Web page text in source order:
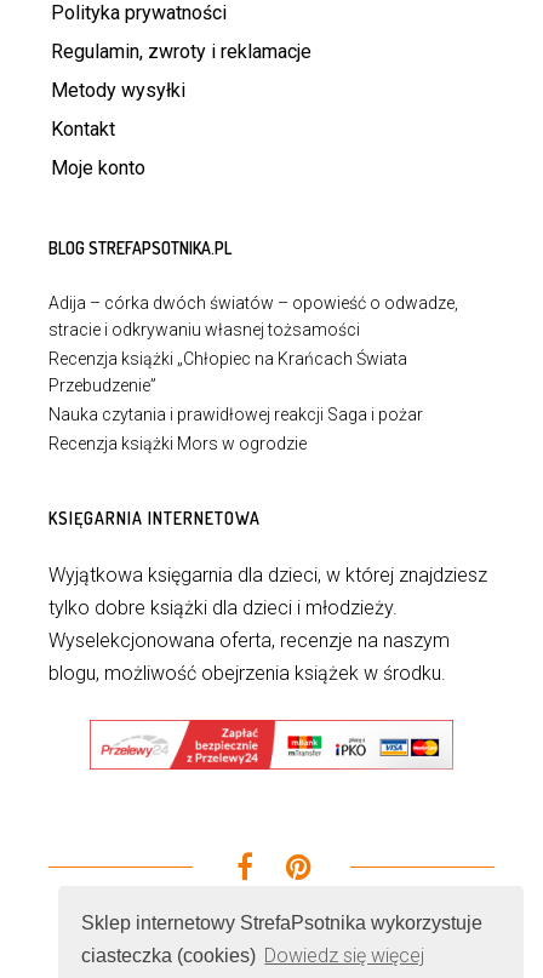
Sklep internetowy StrefaPsotnika wykorzystuje
ciasteczka (cookies) Dowiedz się więcej
Polityka prywatności
Regulamin, zwroty i reklamacje
Metody wysyłki
Kontakt
Moje konto
BLOG STREFAPSOTNIKA.PL
Adija – córka dwóch światów – opowieść o odwadze,
stracie i odkrywaniu własnej tożsamości
Recenzja książki „Chłopiec na Krańcach Świata
Przebudzenie”
Nauka czytania i prawidłowej reakcji Saga i pożar
Recenzja książki Mors w ogrodzie
KSIĘGARNIA INTERNETOWA
Wyjątkowa księgarnia dla dzieci, w której znajdziesz
tylko dobre książki dla dzieci i młodzieży.
Wyselekcjonowana oferta, recenzje na naszym
blogu, możliwość obejrzenia książek w środku.
© 2026 - Wszelkie prawa zastrzeżone. Realizacja i